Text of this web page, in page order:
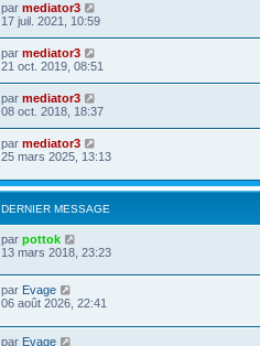
par mediator3
17 juil. 2021, 10:59
par mediator3
21 oct. 2019, 08:51
par mediator3
08 oct. 2018, 18:37
par mediator3
25 mars 2025, 13:13
DERNIER MESSAGE
par pottok
13 mars 2018, 23:23
par Evage
06 août 2026, 22:41
par Evage